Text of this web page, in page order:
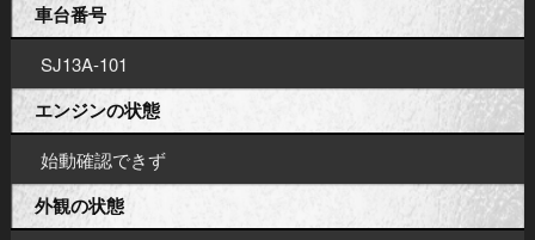
車台番号
SJ13A-101
エンジンの状態
始動確認できず
外観の状態